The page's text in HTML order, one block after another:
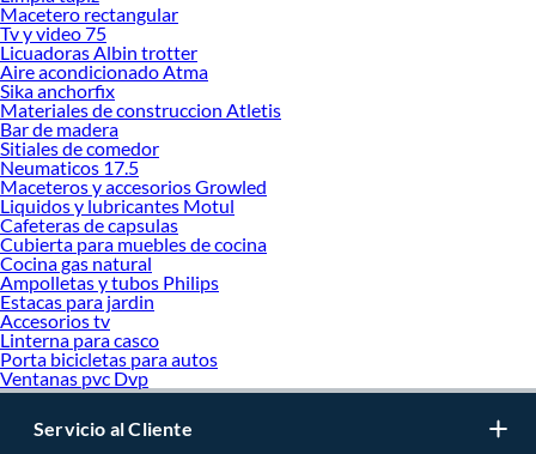
Macetero rectangular
Tv y video 75
Licuadoras Albin trotter
Aire acondicionado Atma
Sika anchorfix
Materiales de construccion Atletis
Bar de madera
Sitiales de comedor
Neumaticos 17.5
Maceteros y accesorios Growled
Liquidos y lubricantes Motul
Cafeteras de capsulas
Cubierta para muebles de cocina
Cocina gas natural
Ampolletas y tubos Philips
Estacas para jardin
Accesorios tv
Linterna para casco
Porta bicicletas para autos
Ventanas pvc Dvp
Servicio al Cliente